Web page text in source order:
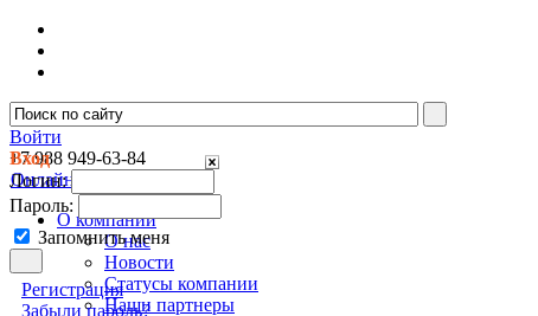
Войти
Вход
Логин:
Пароль:
Запомнить меня
Регистрация
Забыли пароль?
+7 988 949-63-84
Онлайн консультант
О компании
О нас
Новости
Cтатусы компании
Наши партнеры